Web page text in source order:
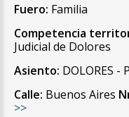
Fuero: Familia
Competencia
Judicial de Dolores
Asiento: DOLORES -
Calle: Buenos Aires
>>